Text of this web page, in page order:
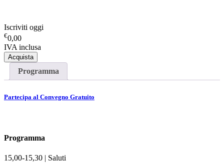
Iscriviti oggi
€0,00
IVA inclusa
Acquista
Programma
Partecipa al Convegno Gratuito
Programma
15,00-15,30 | Saluti